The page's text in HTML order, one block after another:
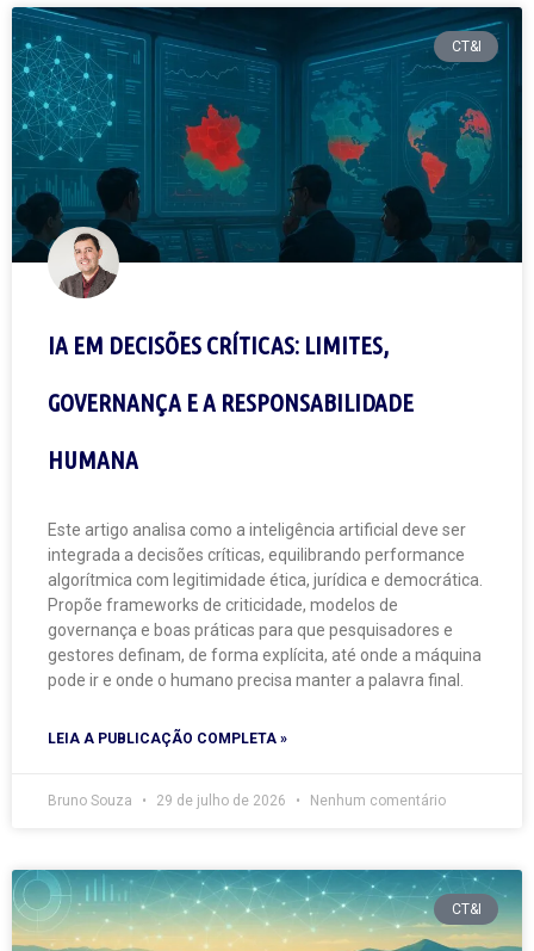
CT&I
IA EM DECISÕES CRÍTICAS: LIMITES,
GOVERNANÇA E A RESPONSABILIDADE
HUMANA
Este artigo analisa como a inteligência artificial deve ser
integrada a decisões críticas, equilibrando performance
algorítmica com legitimidade ética, jurídica e democrática.
Propõe frameworks de criticidade, modelos de
governança e boas práticas para que pesquisadores e
gestores definam, de forma explícita, até onde a máquina
pode ir e onde o humano precisa manter a palavra final.
LEIA A PUBLICAÇÃO COMPLETA »
Bruno Souza 29 de julho de 2026 Nenhum comentário
CT&I